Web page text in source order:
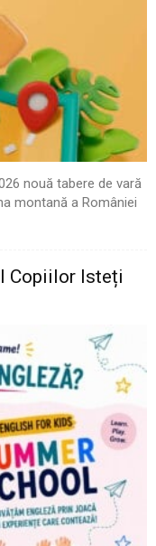
nouă tabere de vară
montană a României
Copiilor Isteți